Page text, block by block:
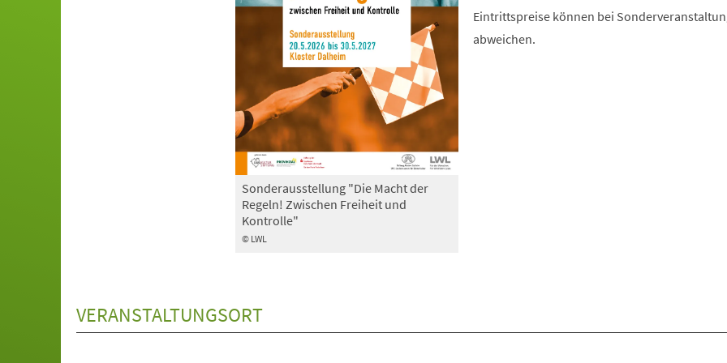
© LWL
Sonderausstellung "Die Macht der
Regeln! Zwischen Freiheit und
Kontrolle"
Eintrittspreise können bei
abweichen.
VERANSTALTUNGSORT